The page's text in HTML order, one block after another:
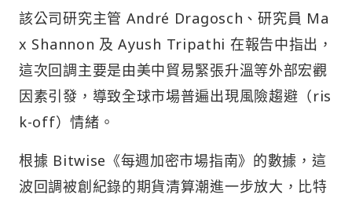
該公司研究主管 André Dragosch、研究員 Ma
x Shannon 及 Ayush Tripathi 在報告中指出，
這次回調主要是由美中貿易緊張升溫等外部宏觀
因素引發，導致全球市場普遍出現風險趨避（ris
k-off）情緒。
根據 Bitwise《每週加密市場指南》的數據，這
波回調被創紀錄的期貨清算潮進一步放大，比特